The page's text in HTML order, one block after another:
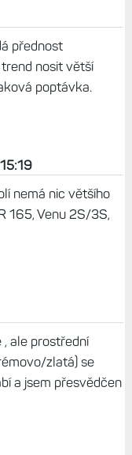
přednost
nosit větší
poptávka.
nemá nic většího
165, Venu 2S/3S,
, ale prostřední
zlatá) se
a jsem přesvědčen